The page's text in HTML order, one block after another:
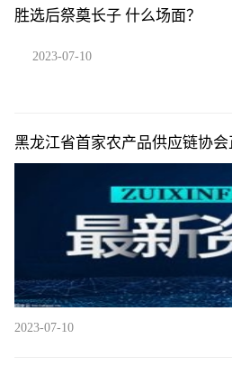
胜选后祭奠长子 什么场面？
2023-07-10
黑龙江省首家农产品供应链协会
2023-07-10